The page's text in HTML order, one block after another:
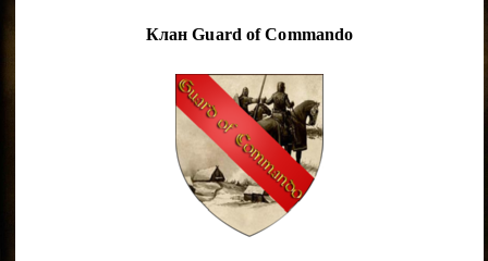
Клан Guard of Commando